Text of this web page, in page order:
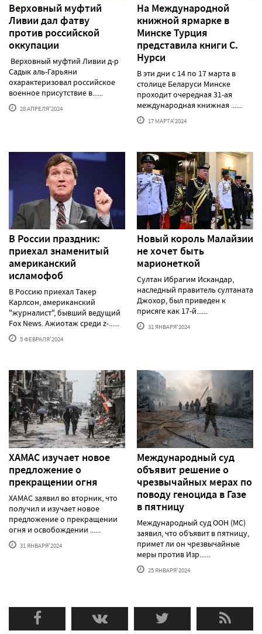
Верховный муфтий
Ливии дал фатву
против российской
оккупации
Верховный муфтий Ливии д-р
Садык аль-Гарьяни
охарактеризовал российское
военное присутствие в......
28 АПРЕЛЯ'2024
На Международной
книжной ярмарке в
Минске Турция
представила книги С.
Нурси
В эти дни с 14 по 17 марта в
столице Беларуси Минске
проходит очередная 31-ая
международная книжная ......
17 МАРТА'2024
В России праздник:
приехал знаменитый
американский
исламофоб
В Россию приехал Такер
Карлсон, американский
"журналист", бывший ведущий
Fox News. Ажиотаж среди z-......
5 ФЕВРАЛЯ'2024
Новый король Малайзии
не хочет быть
марионеткой
Султан Ибрагим Искандар,
наследный правитель султаната
Джохор, был приведен к
присяге как 17-й......
31 ЯНВАРЯ'2024
ХАМАС изучает новое
предложение о
прекращении огня
ХАМАС заявил во вторник, что
получил и изучает новое
предложение о прекращении
огня и освобождении ......
31 ЯНВАРЯ'2024
Международный суд
объявит решение о
чрезвычайных мерах по
поводу геноцида в Газе
в пятницу
Международный суд ООН (МС)
заявил, что объявит в пятницу,
примет ли он чрезвычайные
меры против Изр......
25 ЯНВАРЯ'2024